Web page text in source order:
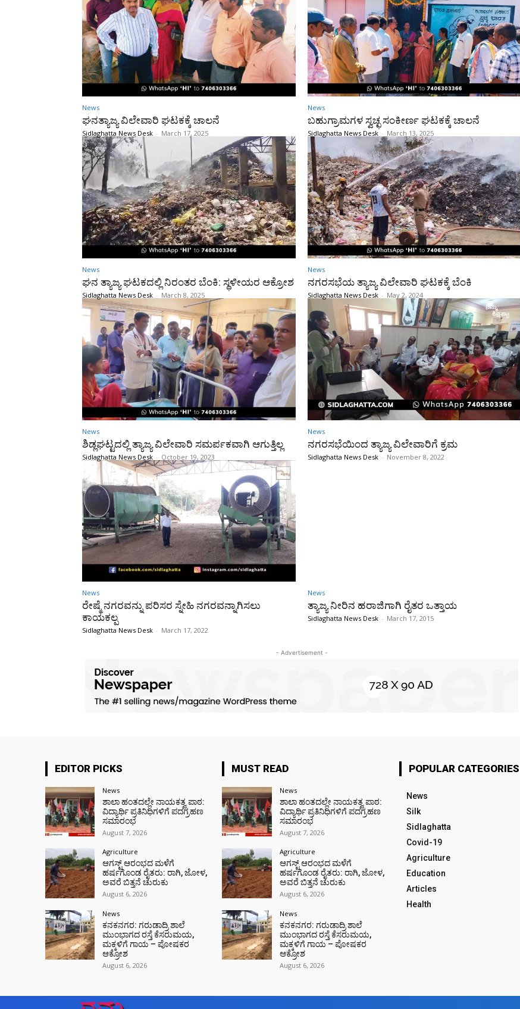
News
ಘನತ್ಯಾಜ್ಯ ವಿಲೇವಾರಿ ಘಟಕಕ್ಕೆ ಚಾಲನೆ
Sidlaghatta News Desk - March 17, 2025
News
ಬಹುಗ್ರಾಮಗಳ ಸ್ವಚ್ಛ ಸಂಕೀರ್ಣ ಘಟಕಕ್ಕೆ ಚಾಲನೆ
Sidlaghatta News Desk - March 13, 2025
News
ಘನ ತ್ಯಾಜ್ಯ ಘಟಕದಲ್ಲಿ ನಿರಂತರ ಬೆಂಕಿ: ಸ್ಥಳೀಯರ ಆಕ್ರೋಶ
Sidlaghatta News Desk - March 8, 2025
News
ನಗರಸಭೆಯ ತ್ಯಾಜ್ಯ ವಿಲೇವಾರಿ ಘಟಕಕ್ಕೆ ಬೆಂಕಿ
Sidlaghatta News Desk - May 2, 2024
News
ಶಿಡ್ಲಘಟ್ಟದಲ್ಲಿ ತ್ಯಾಜ್ಯ ವಿಲೇವಾರಿ ಸಮರ್ಪಕವಾಗಿ ಆಗುತ್ತಿಲ್ಲ
Sidlaghatta News Desk - October 19, 2023
News
ನಗರಸಭೆಯಿಂದ ತ್ಯಾಜ್ಯ ವಿಲೇವಾರಿಗೆ ಕ್ರಮ
Sidlaghatta News Desk - November 8, 2022
News
ರೇಷ್ಮೆ‌ ನಗರವನ್ನು ಪರಿಸರ ಸ್ನೇಹಿ ನಗರವನ್ನಾಗಿಸಲು
ಕಾಯಕಲ್ಪ
Sidlaghatta News Desk - March 17, 2022
News
ತ್ಯಾಜ್ಯ ನೀರಿನ ಹರಾಜಿಗಾಗಿ ರೈತರ ಒತ್ತಾಯ
Sidlaghatta News Desk - March 17, 2015
- Advertisement -
EDITOR PICKS
News
ಶಾಲಾ ಹಂತದಲ್ಲೇ ನಾಯಕತ್ವ ಪಾಠ:
ವಿದ್ಯಾರ್ಥಿ ಪ್ರತಿನಿಧಿಗಳಿಗೆ ಪದಗ್ರಹಣ
ಸಮಾರಂಭ
August 7, 2026
Agriculture
ಆಗಸ್ಟ್ ಆರಂಭದ ಮಳೆಗೆ
ಹರ್ಷಗೊಂಡ ರೈತರು: ರಾಗಿ, ಜೋಳ,
ಅವರೆ ಬಿತ್ತನೆ ಚುರುಕು
August 6, 2026
News
ಕನಕನಗರ: ಗರುಡಾದ್ರಿ ಶಾಲೆ
ಮುಂಭಾಗದ ರಸ್ತೆ ಕೆಸರುಮಯ,
ಮಕ್ಕಳಿಗೆ ಗಾಯ – ಪೋಷಕರ
ಆಕ್ರೋಶ
August 6, 2026
MUST READ
News
ಶಾಲಾ ಹಂತದಲ್ಲೇ ನಾಯಕತ್ವ ಪಾಠ:
ವಿದ್ಯಾರ್ಥಿ ಪ್ರತಿನಿಧಿಗಳಿಗೆ ಪದಗ್ರಹಣ
ಸಮಾರಂಭ
August 7, 2026
Agriculture
ಆಗಸ್ಟ್ ಆರಂಭದ ಮಳೆಗೆ
ಹರ್ಷಗೊಂಡ ರೈತರು: ರಾಗಿ, ಜೋಳ,
ಅವರೆ ಬಿತ್ತನೆ ಚುರುಕು
August 6, 2026
News
ಕನಕನಗರ: ಗರುಡಾದ್ರಿ ಶಾಲೆ
ಮುಂಭಾಗದ ರಸ್ತೆ ಕೆಸರುಮಯ,
ಮಕ್ಕಳಿಗೆ ಗಾಯ – ಪೋಷಕರ
ಆಕ್ರೋಶ
August 6, 2026
POPULAR CATEGORIES
News
Silk
Sidlaghatta
Covid-19
Agriculture
Education
Articles
Health